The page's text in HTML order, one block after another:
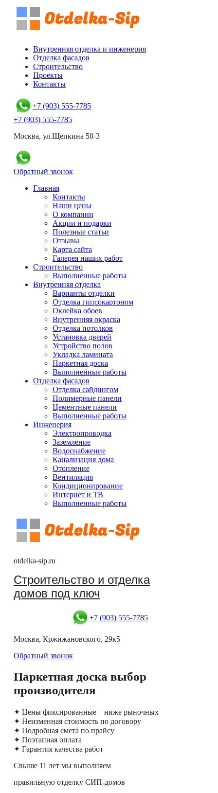
Внутренняя отделка и инженерия
Отделка фасадов
Строительство
Проекты
Контакты
+7 (903) 555-7785
+7 (903) 555-7785
Москва, ул.Щепкина 58-3
Обратный звонок
Главная
Контакты
Наши цены
О компании
Акции и подарки
Полезные статьи
Отзывы
Карта сайта
Галерея наших работ
Строительство
Выполненные работы
Внутренняя отделка
Варианты отделки
Отделка гипсокартоном
Оклейка обоев
Внутренняя окраска
Отделка потолков
Установка дверей
Устройство полов
Укладка ламината
Паркетная доска
Выполненные работы
Отделка фасадов
Отделка сайдингом
Полимерные панели
Цементные панели
Выполненные работы
Инженерия
Электропроводка
Заземление
Водоснабжение
Канализация дома
Отопление
Вентиляция
Кондиционирование
Интернет и ТВ
Выполненные работы
otdelka-sip.ru
Строительство и отделка
домов под ключ
+7 (903) 555-7785
Москва, Кржижановского, 29к5
Обратный звонок
Паркетная доска выбор
производителя
✦ Цены фиксированные – ниже рыночных
✦ Неизменная стоимость по договору
✦ Подробная смета по прайсу
✦ Поэтапная оплата
✦ Гарантия качества работ
Свыше 11 лет мы выполняем
правильную отделку СИП-домов